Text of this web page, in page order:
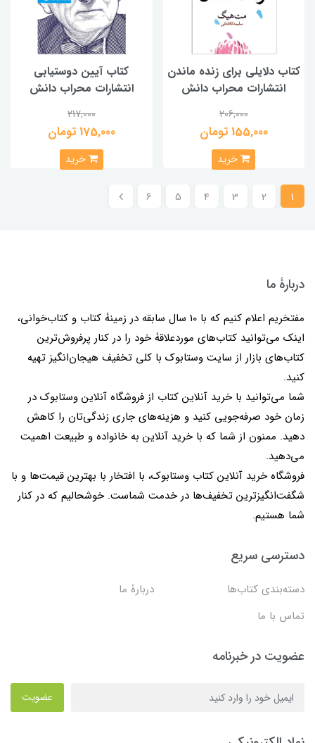
کتاب دلایلی برای زنده ماندن
انتشارات محراب دانش
206,000
155,000 تومان
خرید
کتاب آیین دوستیابی
انتشارات محراب دانش
217,000
175,000 تومان
خرید
1
2
3
4
5
6
دربارۀ ما
مفتخریم اعلام کنیم که با 10 سال سابقه در زمینۀ کتاب و کتاب‌خوانی،
اینک می‌توانید کتاب‌های موردعلاقۀ خود را در کنار پرفروش‌ترین
کتاب‌های بازار از سایت وستابوک با کلی تخفیف هیجان‌انگیز تهیه
کنید.
شما می‌توانید با خرید آنلاین کتاب از فروشگاه آنلاین وستابوک در
زمان خود صرفه‌جویی کنید و هزینه‌های جاری زندگی‌تان را کاهش
دهید. ممنون از شما که با خرید آنلاین به خانواده و طبیعت اهمیت
می‌دهید.
فروشگاه خرید آنلاین کتاب وستابوک، با افتخار با بهترین قیمت‌ها و با
شگفت‌انگیزترین تخفیف‌ها در خدمت شماست. خوشحالیم که در کنار
شما هستیم.
دسترسی سریع
دسته‌بندی کتاب‌ها
دربارۀ ما
تماس با ما
عضویت در خبرنامه
عضویت